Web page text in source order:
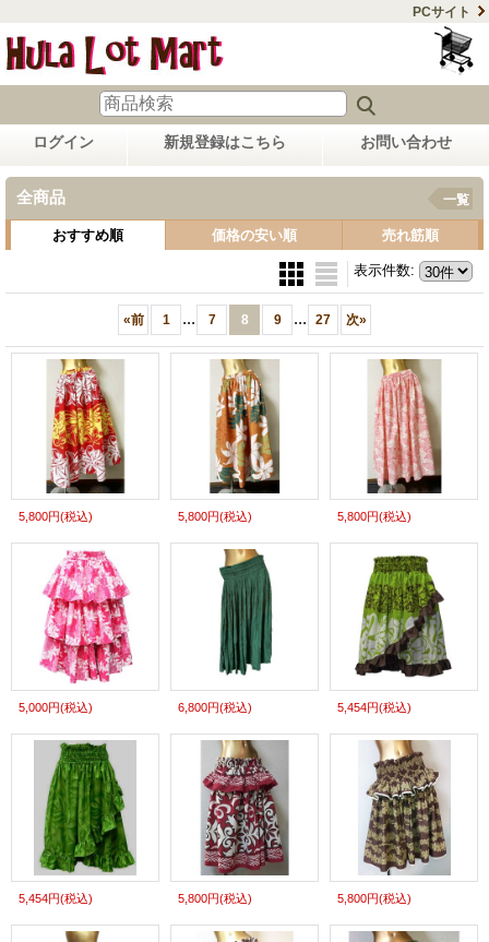
PCサイト
ログイン 新規登録はこちら お問い合わせ
全商品 一覧
おすすめ順 価格の安い順 売れ筋順
表示件数:
«前 1 ... 7 8 9 ... 27 次»
5,800円(税込) 5,800円(税込) 5,800円(税込)
5,000円(税込) 6,800円(税込) 5,454円(税込)
5,454円(税込) 5,800円(税込) 5,800円(税込)